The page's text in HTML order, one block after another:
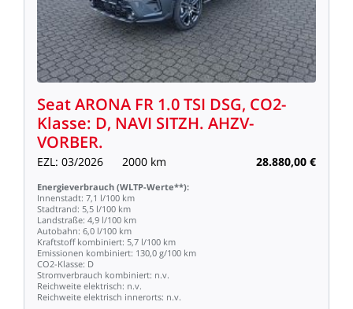
SeatARONA FR 1.0TSI DSG, CO2-
Klasse: D, NAVI SITZH. AHZV-
VORBER.
EZL: 03/2026 2000 km 28.880,00 €
Energieverbrauch (WLTP-Werte**):
Innenstadt: 7,1 l/100 km
Stadtrand: 5,5 l/100 km
Landstraße: 4,9 l/100 km
Autobahn: 6,0 l/100 km
Kraftstoff kombiniert: 5,7 l/100 km
Emissionen kombiniert: 130,0 g/100 km
CO2-Klasse: D
Stromverbrauch kombiniert: n.v.
Reichweite elektrisch: n.v.
Reichweite elektrisch innerorts: n.v.